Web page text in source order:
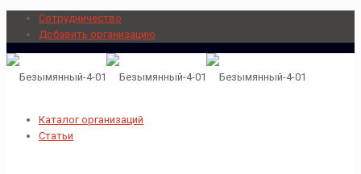
Сотрудничество
Добавить организацию
Каталог организаций
Статьи